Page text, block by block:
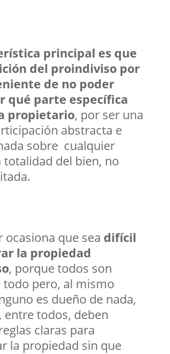
principal es que
del proindiviso por
de no poder
qué parte específica
propietario, por ser una
abstracta e
sobre cualquier
totalidad del bien, no
ocasiona que sea difícil
la propiedad
, porque todos son
todo pero, al mismo
es dueño de nada,
entre todos, deben
claras para
la propiedad sin que